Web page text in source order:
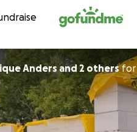
Skip to content
Anders and 2 othersfor